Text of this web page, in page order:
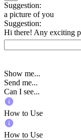
Suggestion:
a picture of you
Suggestion:
Hi there! Any exciting
Show me...
Send me...
Can I see...
How to Use
How to Use